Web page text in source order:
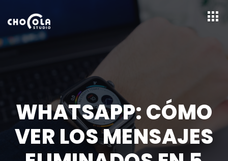
WHATSAPP: CÓMO
VER LOS MENSAJES